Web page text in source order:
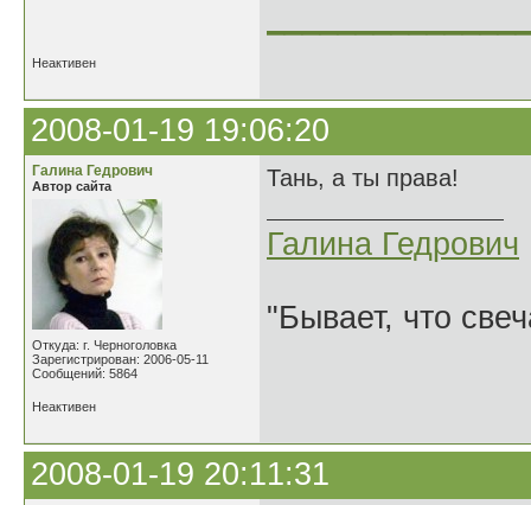
Неактивен
2008-01-19 19:06:20
Галина Гедрович
Автор сайта
Откуда: г. Черноголовка
Зарегистрирован: 2006-05-11
Сообщений: 5864
Тань, а ты права!
Галина Гедрович
"Бывает, что
Неактивен
2008-01-19 20:11:31